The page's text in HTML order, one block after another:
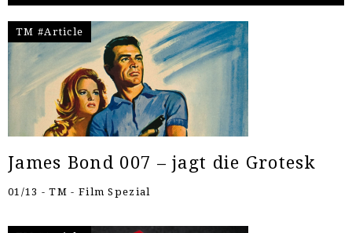
TM #Article
James Bond 007 – jagt die Grotesk
01/13 - TM - Film Spezial